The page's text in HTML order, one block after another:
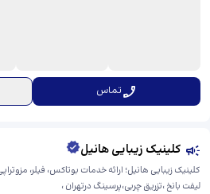
تماس
کلینیک زیبایی هانیل
لیفت بانخ ،تزریق چربی،پرسینگ درتهران ،